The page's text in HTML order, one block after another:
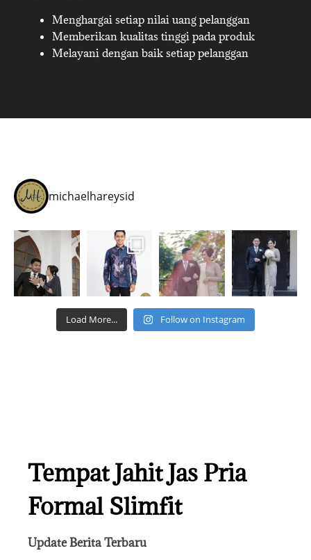
Menghargai setiap nilai uang pelanggan
Memberikan kualitas tinggi pada produk
Melayani dengan baik setiap pelanggan
michaelhareysid
Load More... Follow on Instagram
Tempat Jahit Jas Pria
Formal Slimfit
Update Berita Terbaru